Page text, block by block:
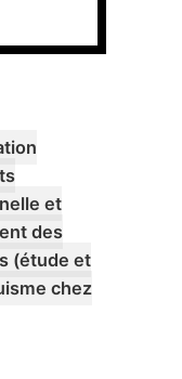
et
des
(étude et
chez